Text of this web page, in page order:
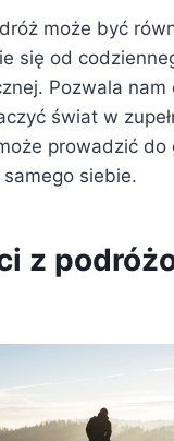
może być
się od
Pozwala
świat w
prowadzić do
siebie.
z